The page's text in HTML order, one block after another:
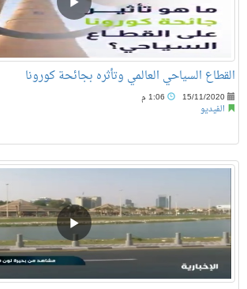
القطاع السياحي العالمي وتأثره بجائحة كورونا
15/11/2020
الفيديو